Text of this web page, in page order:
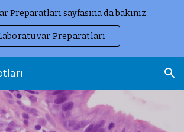
Preparatları sayfasına da bakınız
Preparatları